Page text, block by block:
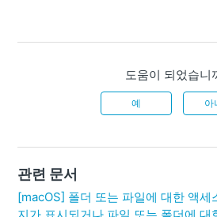
도움이 되었습니
예 아
관련 문서
[macOS] 폴더 또는 파일에 대한 액세